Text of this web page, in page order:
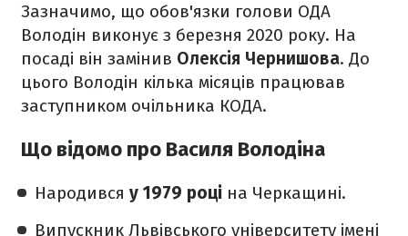
Зазначимо, що обов'язки голови ОДА
Володін виконує з березня 2020 року. На
посаді він замінив Олексія Чернишова. До
цього Володін кілька місяців працював
заступником очільника КОДА.
Що відомо про Василя Володіна
Народився у 1979 році на Черкащині.
Випускник Львівського університету імені